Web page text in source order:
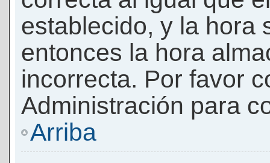
establecido, y la hora
entonces la hora
incorrecta. Por favor
Administración para
Arriba